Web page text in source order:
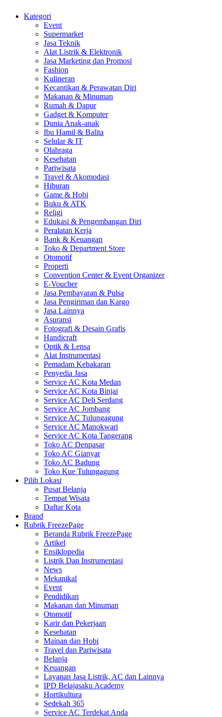
Kategori
Event
Supermarket
Jasa Teknik
Alat Listrik & Elektronik
Jasa Marketing dan Promosi
Fashion
Kulineran
Kecantikan & Perawatan Diri
Makanan & Minuman
Rumah & Dapur
Gadget & Komputer
Dunia Anak-anak
Ibu Hamil & Balita
Selular & IT
Olahraga
Kesehatan
Pariwisata
Travel & Akomodasi
Hiburan
Game & Hobi
Buku & ATK
Religi
Edukasi & Pengembangan Diri
Peralatan Kerja
Bank & Keuangan
Toko & Department Store
Otomotif
Properti
Convention Center & Event Organizer
E-Voucher
Jasa Pembayaran & Pulsa
Jasa Pengiriman dan Kargo
Jasa Lainnya
Asuransi
Fotografi & Desain Grafis
Handicraft
Optik & Lensa
Alat Instrumentasi
Pemadam Kebakaran
Penyedia Jasa
Service AC Kota Medan
Service AC Kota Binjai
Service AC Deli Serdang
Service AC Jombang
Service AC Tulungagung
Service AC Manokwari
Service AC Kota Tangerang
Toko AC Denpasar
Toko AC Gianyar
Toko AC Badung
Toko Kue Tulungagung
Pilih Lokasi
Pusat Belanja
Tempat Wisata
Daftar Kota
Brand
Rubrik FreezePage
Beranda Rubrik FreezePage
Artikel
Ensiklopedia
Listrik Dan Instrumentasi
News
Mekanikal
Event
Pendidikan
Makanan dan Minuman
Otomotif
Karir dan Pekerjaan
Kesehatan
Mainan dan Hobi
Travel dan Pariwisata
Belanja
Keuangan
Layanan Jasa Listrik, AC dan Lainnya
IPD Belajasaku Academy
Hortikultura
Sedekah 365
Service AC Terdekat Anda